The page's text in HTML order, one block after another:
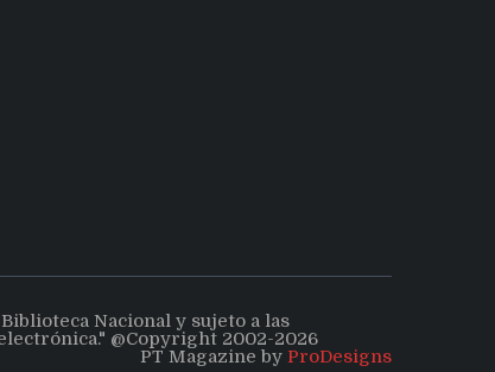
Nacional y sujeto a las
@Copyright 2002-2026
PT Magazine by ProDesigns